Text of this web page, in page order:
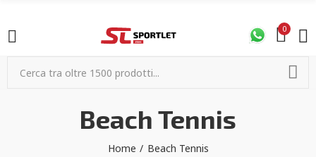
0
Beach Tennis
Home Beach Tennis